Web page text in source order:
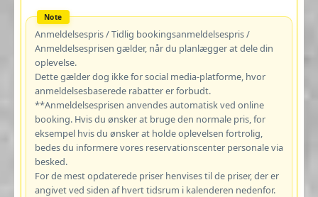
Anmeldelsespris / Tidlig bookingsanmeldelsespris /
Anmeldelsesprisen gælder, når du planlægger at dele din
oplevelse.
Dette gælder dog ikke for social media-platforme, hvor
anmeldelsesbaserede rabatter er forbudt.
**Anmeldelsesprisen anvendes automatisk ved online
booking. Hvis du ønsker at bruge den normale pris, for
eksempel hvis du ønsker at holde oplevelsen fortrolig,
bedes du informere vores reservationscenter personale via
besked.
For de mest opdaterede priser henvises til de priser, der er
angivet ved siden af hvert tidsrum i kalenderen nedenfor.